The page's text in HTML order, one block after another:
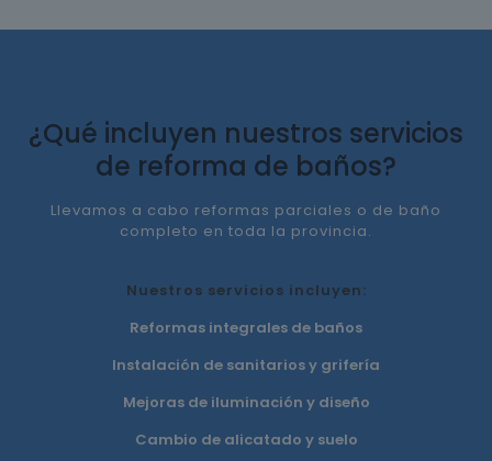
¿Qué incluyen nuestros servicios
de reforma de baños?
Llevamos a cabo reformas parciales o de baño
completo en toda la provincia.
Nuestros servicios incluyen:
Reformas integrales de baños
Instalación de sanitarios y grifería
Mejoras de iluminación y diseño
Cambio de alicatado y suelo